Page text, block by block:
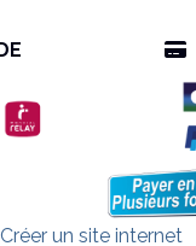

Créer un site internet